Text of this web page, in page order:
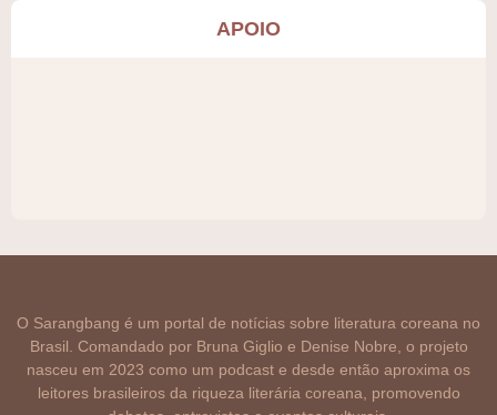
APOIO
O Sarangbang é um portal de notícias sobre literatura coreana no
Brasil. Comandado por Bruna Giglio e Denise Nobre, o projeto
nasceu em 2023 como um podcast e desde então aproxima os
leitores brasileiros da riqueza literária coreana, promovendo